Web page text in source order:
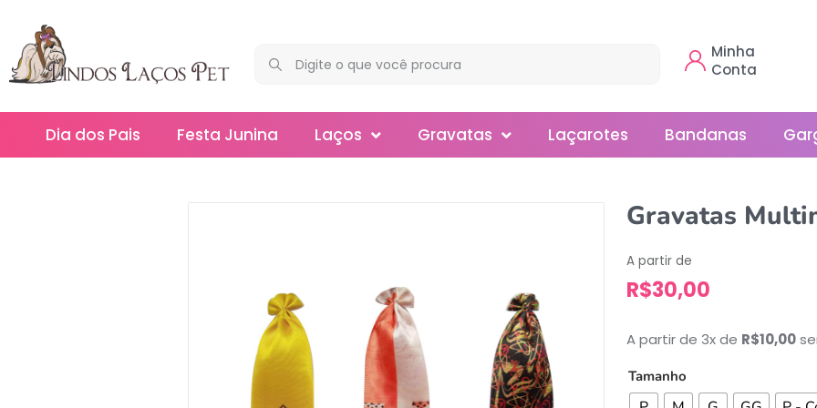
Minha
Conta
Dia dos Pais Festa Junina Laços Gravatas Laçarotes Bandanas
Gravatas
A partir de
R$30,00
A partir de 3x de R$10,00
Tamanho